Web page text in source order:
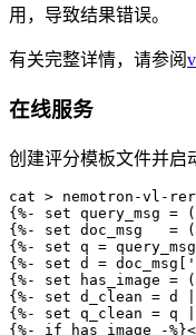
用，导致结果错误。
有关完整详情，请参阅
在线服务
创建评分模板文件并启
cat > nemotron-vl-
{%- set
{%- set doc_msg
{%- set q =
{%- set d =
{%- set has_image =
{%- set d_clean = d
{%- set q_clean = q
{%- if has_image -